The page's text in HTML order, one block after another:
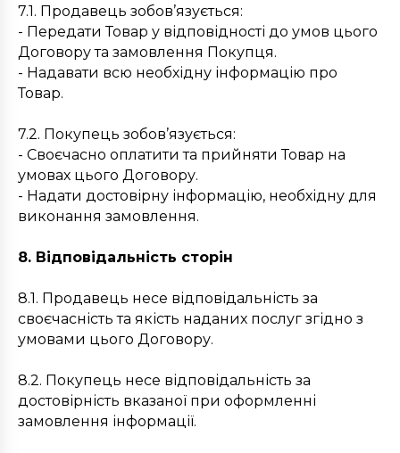
7.1. Продавець зобов’язується:
- Передати Товар у відповідності до умов цього
Договору та замовлення Покупця.
- Надавати всю необхідну інформацію про
Товар.
7.2. Покупець зобов’язується:
- Своєчасно оплатити та прийняти Товар на
умовах цього Договору.
- Надати достовірну інформацію, необхідну для
виконання замовлення.
8. Відповідальність сторін
8.1. Продавець несе відповідальність за
своєчасність та якість наданих послуг згідно з
умовами цього Договору.
8.2. Покупець несе відповідальність за
достовірність вказаної при оформленні
замовлення інформації.